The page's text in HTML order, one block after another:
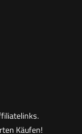
Silber
Käufen!